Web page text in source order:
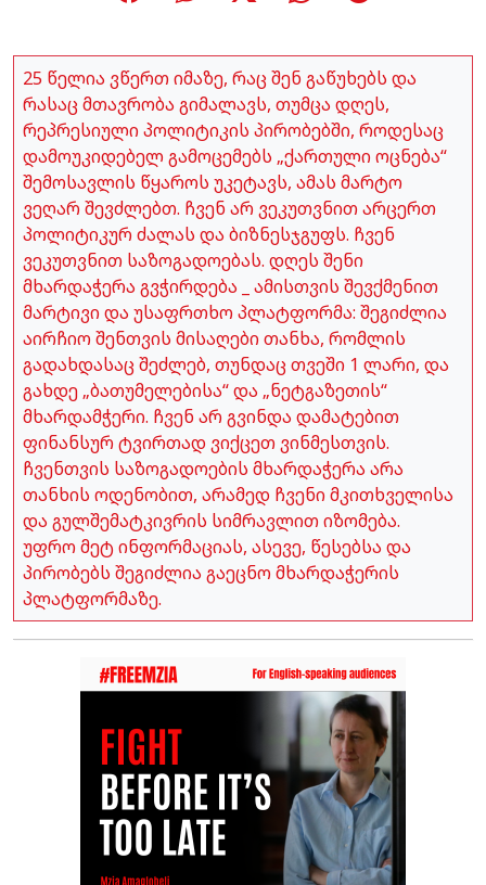
25 წელია ვწერთ იმაზე, რაც შენ გაწუხებს და
რასაც მთავრობა გიმალავს, თუმცა დღეს,
რეპრესიული პოლიტიკის პირობებში, როდესაც
დამოუკიდებელ გამოცემებს „ქართული ოცნება“
შემოსავლის წყაროს უკეტავს, ამას მარტო
ვეღარ შევძლებთ. ჩვენ არ ვეკუთვნით არცერთ
პოლიტიკურ ძალას და ბიზნესჯგუფს. ჩვენ
ვეკუთვნით საზოგადოებას. დღეს შენი
მხარდაჭერა გვჭირდება _ ამისთვის შევქმენით
მარტივი და უსაფრთხო პლატფორმა: შეგიძლია
აირჩიო შენთვის მისაღები თანხა, რომლის
გადახდასაც შეძლებ, თუნდაც თვეში 1 ლარი, და
გახდე „ბათუმელებისა“ და „ნეტგაზეთის“
მხარდამჭერი. ჩვენ არ გვინდა დამატებით
ფინანსურ ტვირთად ვიქცეთ ვინმესთვის.
ჩვენთვის საზოგადოების მხარდაჭერა არა
თანხის ოდენობით, არამედ ჩვენი მკითხველისა
და გულშემატკივრის სიმრავლით იზომება.
უფრო მეტ ინფორმაციას, ასევე, წესებსა და
პირობებს შეგიძლია გაეცნო მხარდაჭერის
პლატფორმაზე.